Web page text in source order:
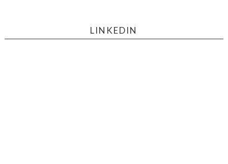
LINKEDIN